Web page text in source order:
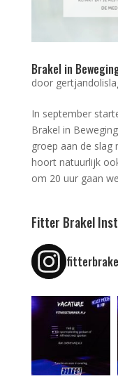
Brakel in
door
In september
Brakel in
groep aan de slag
hoort natuurlijk
om 20 uur gaan
Fitter Brakel